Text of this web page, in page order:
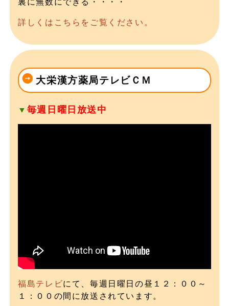
詳しくはこちらをご覧ください。
大栄漢方薬局テレビＣＭ
▼ 毎週日曜日放送中
福島テレビにて、毎週日曜日の昼１２：００～
１：００の間に放送されています。